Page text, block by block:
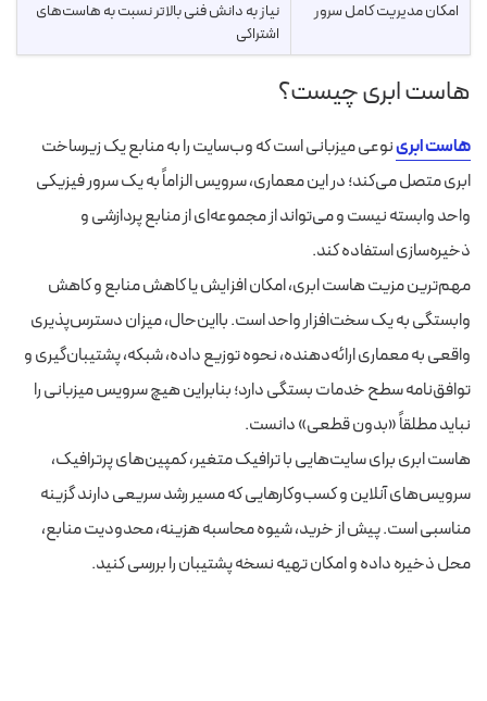
امکان مدیریت کامل سرور
نیاز به دانش فنی بالاتر نسبت به هاست‌های
اشتراکی
هاست ابری چیست؟
هاست ابرینوعی میزبانی است که وب‌سایت را به منابع یک زیرساخت
ابری متصل می‌کند؛ در این معماری، سرویس الزاماً به یک سرور فیزیکی
واحد وابسته نیست و می‌تواند از مجموعه‌ای از منابع پردازشی و
ذخیره‌سازی استفاده کند.
مهم‌ترین مزیت هاست ابری، امکان افزایش یا کاهش منابع و کاهش
وابستگی به یک سخت‌افزار واحد است. بااین‌حال، میزان دسترس‌پذیری
واقعی به معماری ارائه‌دهنده، نحوه توزیع داده، شبکه، پشتیبان‌گیری و
توافق‌نامه سطح خدمات بستگی دارد؛ بنابراین هیچ سرویس میزبانی را
نباید مطلقاً «بدون قطعی» دانست.
هاست ابری برای سایت‌هایی با ترافیک متغیر، کمپین‌های پرترافیک،
سرویس‌های آنلاین و کسب‌وکارهایی که مسیر رشد سریعی دارند گزینه
مناسبی است. پیش از خرید، شیوه محاسبه هزینه، محدودیت منابع،
محل ذخیره داده و امکان تهیه نسخه پشتیبان را بررسی کنید.